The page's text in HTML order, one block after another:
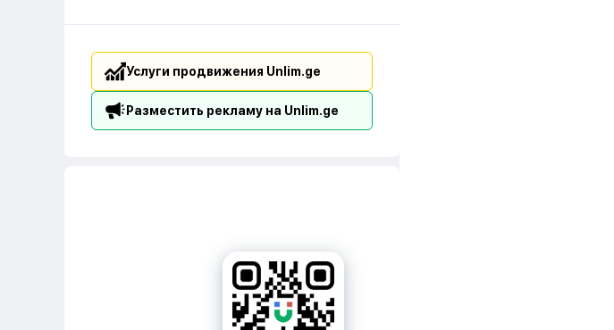
Услуги продвижения Unlim.ge
Разместить рекламу на Unlim.ge